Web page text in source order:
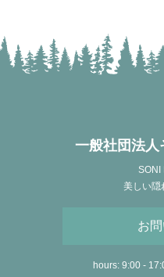
一般社団法
SONI
美しい隠
お
hours: 9:00 -